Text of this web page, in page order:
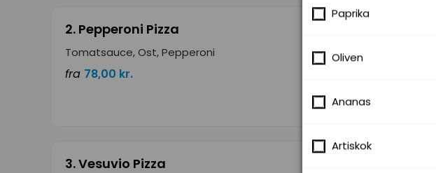
2. Pepperoni Pizza
Tomatsauce, Ost, Pepperoni
fra 78,00 kr.
3. Vesuvio Pizza
Paprika
Oliven
Ananas
Artiskok